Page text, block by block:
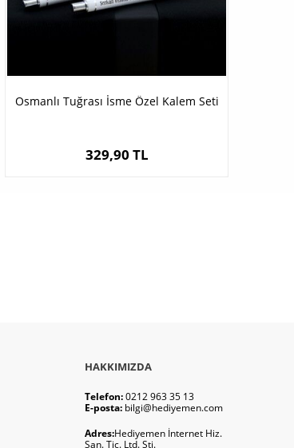
Osmanlı Tuğrası İsme Özel Kalem Seti
329,90 TL
HAKKIMIZDA
Telefon:0212 963 35 13
E-posta: bilgi@hediyemen.com
Adres:Hediyemen İnternet Hiz.
San. Tic. Ltd. Şti.